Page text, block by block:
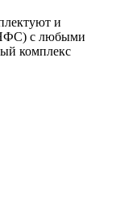
и
с любыми
комплекс